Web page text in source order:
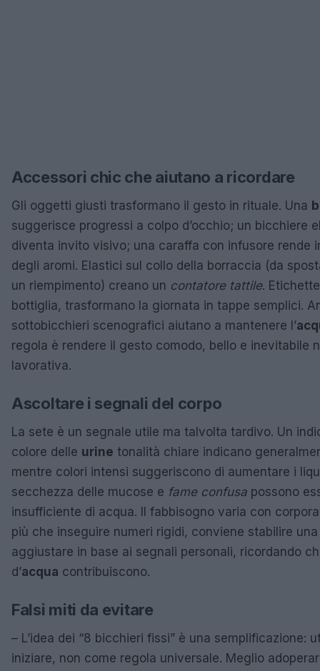
Accessori chic che aiutano a ricordare
Gli oggetti giusti trasformano il gesto in rituale. Una
suggerisce progressi a colpo d’occhio; un bicchiere
diventa invito visivo; una caraffa con infusore rende
degli aromi. Elastici sul collo della borraccia (da
un riempimento) creano un contatore tattile.
bottiglia, trasformano la giornata in tappe semplici.
sottobicchieri scenografici aiutano a mantenere l’
regola è rendere il gesto comodo, bello e inevitabile
lavorativa.
Ascoltare i segnali del corpo
La sete è un segnale utile ma talvolta tardivo. Un
colore delle urine tonalità chiare indicano
mentre colori intensi suggeriscono di aumentare i
secchezza delle mucose e fame confusa possono
insufficiente di acqua. Il fabbisogno varia con
più che inseguire numeri rigidi, conviene stabilire
aggiustare in base ai segnali personali, ricordando
d’acqua contribuiscono.
Falsi miti da evitare
– L’idea dei “8 bicchieri fissi” è una semplificazione:
iniziare, non come regola universale. Meglio